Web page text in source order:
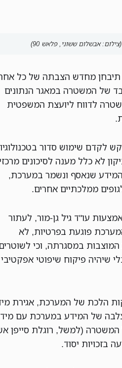
אבשלום ששוני, פלאש 90)
תיבחן מחדש הצבתה של כל
של המשטרה במאגר הנתונים
לדווח ליועצת המשפטית
לקדם שימוש סדור
לא כלל מענה לסיכונים
שנאסף ונשמר במערכת,
ממלכתיים אחרים.
עו"ד גיל גן-מור, לעתור
פוגעת בפרטיות, לא
במסגרתה, וכי
שיהיה פיקוח שיפוטי אפקטיבי
הלכת של המערכת, אגירת
של המידע במערכת עם
המשטרה (למשל, רוגלת סייפן
בזכויות יסוד.